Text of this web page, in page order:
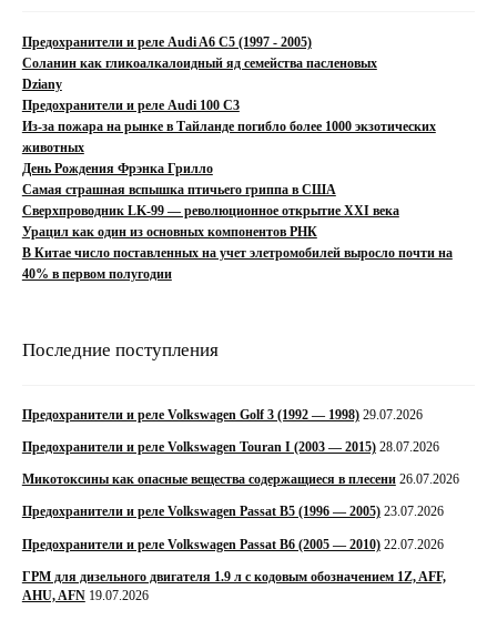
Предохранители и реле Audi A6 C5 (1997 - 2005)
Соланин как гликоалкалоидный яд семейства пасленовых
Dziany
Предохранители и реле Audi 100 C3
Из-за пожара на рынке в Тайланде погибло более 1000 экзотических
животных
День Рождения Фрэнка Грилло
Самая страшная вспышка птичьего гриппа в США
Сверхпроводник LK-99 — революционное открытие XXI века
Урацил как один из основных компонентов РНК
В Китае число поставленных на учет элетромобилей выросло почти на
40% в первом полугодии
Последние поступления
Предохранители и реле Volkswagen Golf 3 (1992 — 1998) 29.07.2026
Предохранители и реле Volkswagen Touran I (2003 — 2015) 28.07.2026
Микотоксины как опасные вещества содержащиеся в плесени 26.07.2026
Предохранители и реле Volkswagen Passat B5 (1996 — 2005) 23.07.2026
Предохранители и реле Volkswagen Passat B6 (2005 — 2010) 22.07.2026
ГРМ для дизельного двигателя 1.9 л с кодовым обозначением 1Z, AFF,
AHU, AFN 19.07.2026